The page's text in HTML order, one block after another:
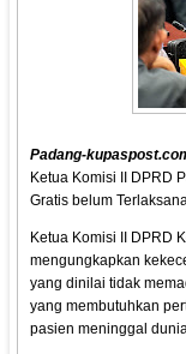
Padang-
Ketua Komisi II DPRD
Gratis belum
Ketua Komisi II DPRD
mengungkapkan
yang dinilai tidak
yang membutuhkan
pasien meninggal